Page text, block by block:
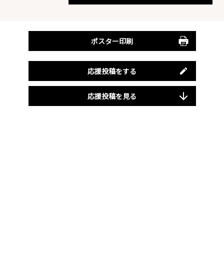
ポスター印刷
応援投稿をする
応援投稿を見る